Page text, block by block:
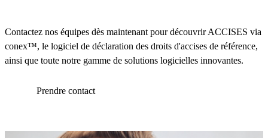
Contactez nos équipes dès maintenant pour découvrir ACCISES via
conex™, le logiciel de déclaration des droits d'accises de référence,
ainsi que toute notre gamme de solutions logicielles innovantes.
Prendre contact